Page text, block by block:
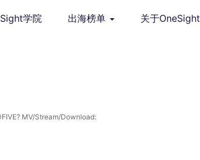
学院 出海榜单 关于OneSight
MV/Stream/Download: